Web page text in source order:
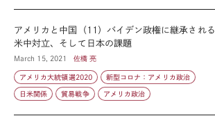
アメリカと中国（11）バイデン政権に継承される
米中対立、そして日本の課題
March 15, 2021 佐橋 亮
アメリカ大統領選2020 新型コロナ：アメリカ政治
日米関係 貿易戦争 アメリカ政治